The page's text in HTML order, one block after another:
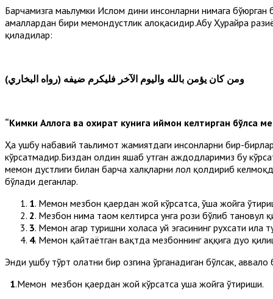
Барчамизга маьлумки Ислом дини инсонларни нимага
амаллардан бири меҳмондустлик алоқасидир.Абу Ҳурайра
қиладилар:
ومن كان يؤمن بالله واليوم الآخر فليكرم ضيفه (رواه البخاري)
“Кимки Аллоҳга ва охират кунига иймон келтирган бўлса
Ҳа ушбу набавий таьлимот жамиятдаги инсонларни бир-
кўрсатмадир.Биздан олдин яшаб утган аждодларимиз бу
меҳмон дустлиги билан барча халқларни лол қолдириб
бўлади деганлар.
1. Меҳмон мезбон қаердан жой кўрсатса, ўша жойга
2. Мезбон нима таом келтирса унга рози бўлиб тановул
3. Меҳмон агар туришни хоҳласа уй эгасининг рухсати ила
4. Меҳмон қайтаётган вақтда мезбоннинг ҳаққига дуо
Энди ушбу тўрт ҳолатни бир озгина ўрганадиган бўлсак, аввало
1.Меҳмон мезбон қаердан жой кўрсатса уша жойга ўтириши.